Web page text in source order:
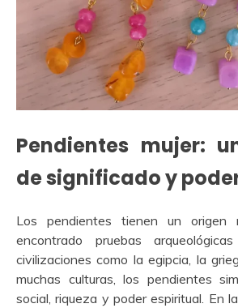
Pendientes mujer:
de significado y
Los pendientes tienen un origen
encontrado pruebas
civilizaciones como la egipcia, la
muchas culturas, los pendientes
social, riqueza y poder espiritual. En